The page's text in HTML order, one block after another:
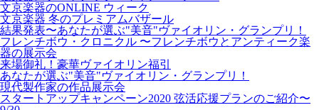
文京楽器のONLINE ウィーク
文京楽器 冬のプレミアムバザール
結果発表〜あなたが選ぶ"美音"ヴァイオリン・グランプリ！
フレンチボウ・クロニクル 〜フレンチボウとアンティーク楽
器の展示会
来場御礼！豪華ヴァイオリン福引
あなたが選ぶ"美音"ヴァイオリン・グランプリ！
現代製作家の作品展示会
スタートアップキャンペーン2020 弦活応援プランのご紹介〜